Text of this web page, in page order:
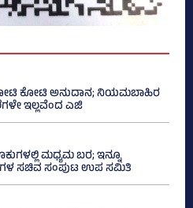
ಕೋಟಿ ಅನುದಾನ; ನಿಯಮಬಾಹಿರ
ಇಲ್ಲವೆಂದ ಎಜಿ
ಮಧ್ಯಮ ಬರ; ಇನ್ನೂ
ಸಚಿವ ಸಂಪುಟ ಉಪ ಸಮಿತಿ